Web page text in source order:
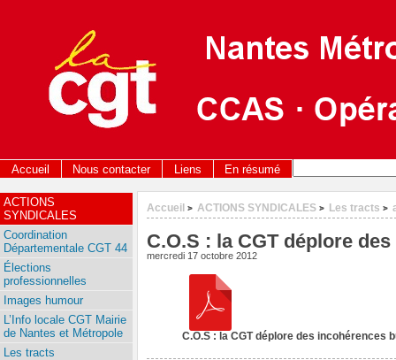
Accueil Nous contacter Liens En résumé
Accueil > ACTIONS SYNDICALES > Les tracts >
C.O.S : la CGT déplore
mercredi 17 octobre 2012
C.O.S : la CGT déplore des incohérences
ACTIONS
SYNDICALES
Coordination
Départementale CGT 44
Élections
professionnelles
Images humour
L’Info locale CGT Mairie
de Nantes et Métropole
Les tracts